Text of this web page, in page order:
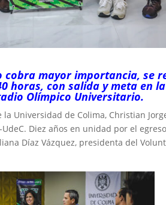
cobra mayor importancia, se
horas, con salida y meta en
Olímpico Universitario.
Universidad de Colima, Christian
UdeC. Diez años en unidad por el
Díaz Vázquez, presidenta del